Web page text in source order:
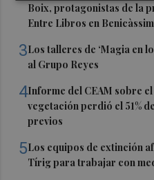
Boix, protagonistas de la
Entre Libros en Benicàssim
3Los talleres de ‘Magia en
al Grupo Reyes
4Informe del CEAM sobre
vegetación perdió el 51%
previos
5Los equipos de extinción
Tírig para trabajar con